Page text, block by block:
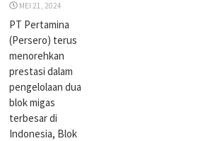
MEI 21, 2024
PT Pertamina
(Persero) terus
menorehkan
prestasi dalam
pengelolaan dua
blok migas
terbesar di
Indonesia, Blok